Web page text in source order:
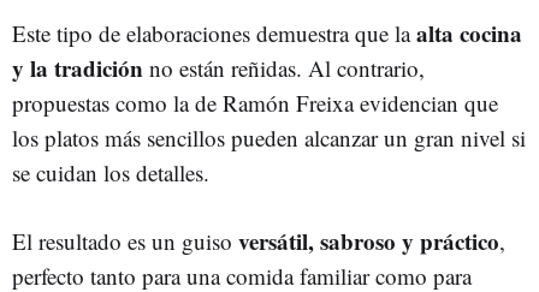
Este tipo de elaboraciones demuestra que laalta cocina
y la tradición no están reñidas. Al contrario,
propuestas como la de Ramón Freixa evidencian que
los platos más sencillos pueden alcanzar un gran nivel si
se cuidan los detalles.
El resultado es un guiso versátil, sabroso y práctico,
perfecto tanto para una comida familiar como para